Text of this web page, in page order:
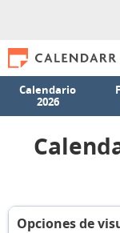
Calendario
2026
Opciones de